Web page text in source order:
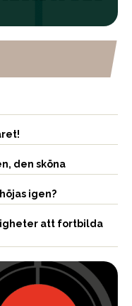
den sköna
igen?
att fortbilda